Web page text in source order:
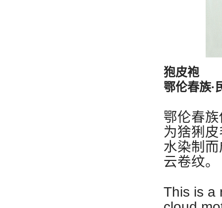
狍皮袍
鄂伦春族·
鄂伦春
为猞猁
水染制
云卷纹。
This is a